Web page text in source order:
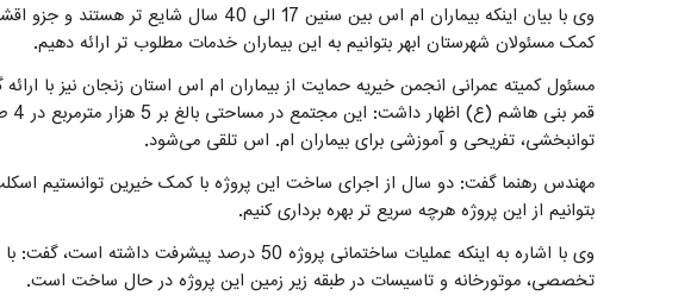
وی با بیان اینکه بیماران ام اس بین سنین 17
کمک مسئولان شهرستان ابهر بتوانیم به این بیماران خدمات مطلوب تر ارائه دهیم.
مسئول کمیته عمرانی انجمن خیریه حمایت از بیماران ام اس استان زنجان نیز با
توانبخشی، تفریحی و آموزشی برای بیماران ام. اس تلقی می‌شود.
مهندس رهنما گفت: دو سال از اجرای ساخت این پروژه با کمک خیرین توانستیم
بتوانیم از این پروژه هرچه سریع تر بهره برداری کنیم.
وی با اشاره به اینکه عملیات ساختمانی پروژه 50
تخصصی، موتورخانه و تاسیسات در طبقه زیر زمین این پروژه در حال ساخت است.